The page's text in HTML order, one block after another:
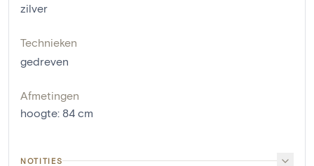
zilver
Technieken
gedreven
Afmetingen
hoogte: 84 cm
NOTITIES